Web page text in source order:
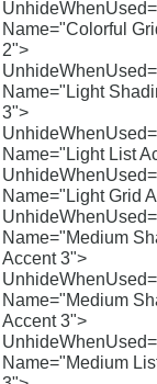
Name="Colorful
2">
Name="Light
3">
Name="Light List
Name="Light Grid
Name="Medium
Accent 3">
Name="Medium
Accent 3">
Name="Medium